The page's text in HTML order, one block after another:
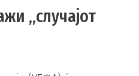
„случајот